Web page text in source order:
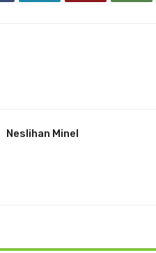
Neslihan Minel